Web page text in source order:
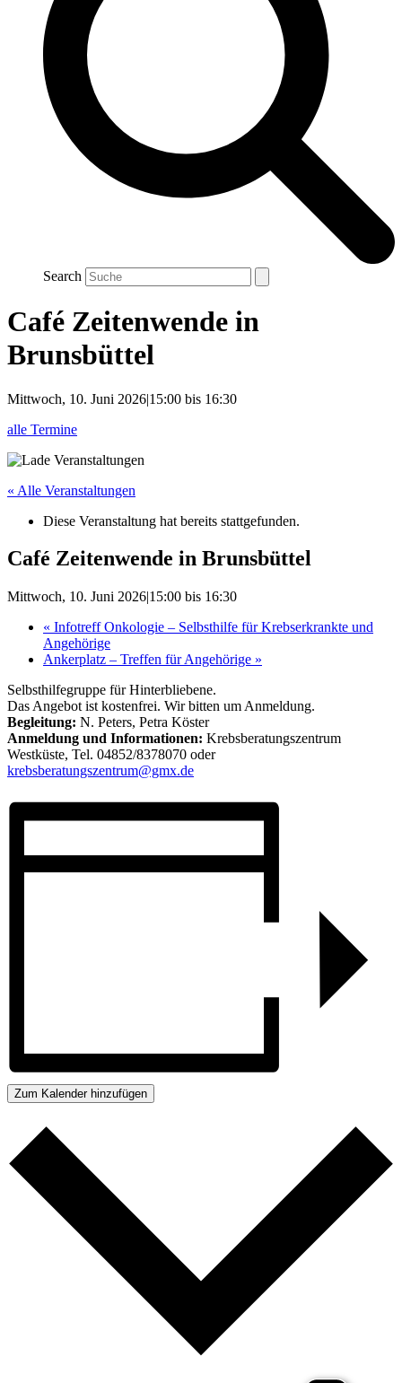
Search
Café Zeitenwende in
Brunsbüttel
Mittwoch, 10. Juni 2026|15:00 bis 16:30
alle Termine
« Alle Veranstaltungen
Diese Veranstaltung hat bereits stattgefunden.
Café Zeitenwende in Brunsbüttel
Mittwoch, 10. Juni 2026|15:00 bis 16:30
« Infotreff Onkologie – Selbsthilfe für Krebserkrankte und
Angehörige
Ankerplatz – Treffen für Angehörige »
Selbsthilfegruppe für Hinterbliebene.
Das Angebot ist kostenfrei. Wir bitten um Anmeldung.
Begleitung: N. Peters, Petra Köster
Anmeldung und Informationen: Krebsberatungszentrum
Westküste, Tel. 04852/8378070 oder
krebsberatungszentrum@gmx.de
Zum Kalender hinzufügen